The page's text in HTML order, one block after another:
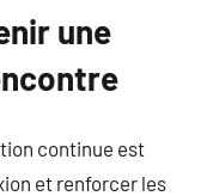
une
continue est
et renforcer les